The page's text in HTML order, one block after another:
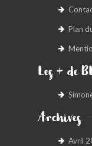
Plan
Les + de
Archives
Avril